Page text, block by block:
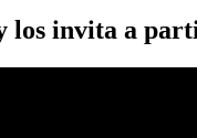
los invita a